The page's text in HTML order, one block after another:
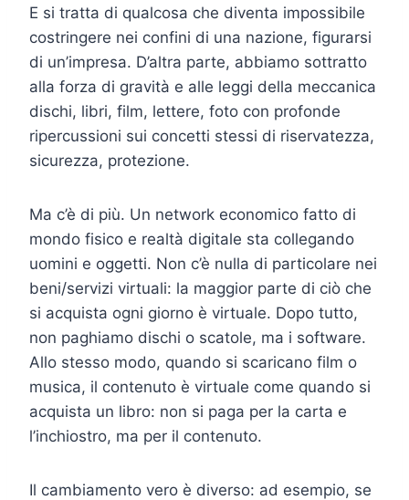
E si tratta di qualcosa che diventa impossibile
costringere nei confini di una nazione, figurarsi
di un’impresa. D’altra parte, abbiamo sottratto
alla forza di gravità e alle leggi della meccanica
dischi, libri, film, lettere, foto con profonde
ripercussioni sui concetti stessi di riservatezza,
sicurezza, protezione.
Ma c’è di più. Un network economico fatto di
mondo fisico e realtà digitale sta collegando
uomini e oggetti. Non c’è nulla di particolare nei
beni/servizi virtuali: la maggior parte di ciò che
si acquista ogni giorno è virtuale. Dopo tutto,
non paghiamo dischi o scatole, ma i software.
Allo stesso modo, quando si scaricano film o
musica, il contenuto è virtuale come quando si
acquista un libro: non si paga per la carta e
l’inchiostro, ma per il contenuto.
Il cambiamento vero è diverso: ad esempio, se